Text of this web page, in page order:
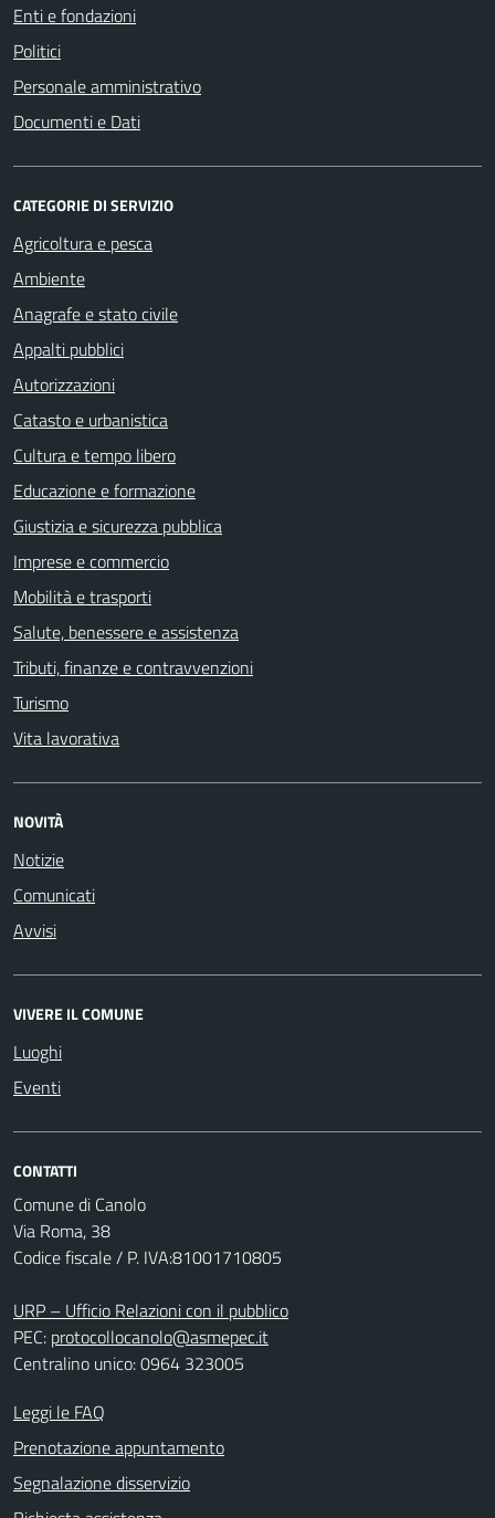
Enti e fondazioni
Politici
Personale amministrativo
Documenti e Dati
CATEGORIE DI SERVIZIO
Agricoltura e pesca
Ambiente
Anagrafe e stato civile
Appalti pubblici
Autorizzazioni
Catasto e urbanistica
Cultura e tempo libero
Educazione e formazione
Giustizia e sicurezza pubblica
Imprese e commercio
Mobilità e trasporti
Salute, benessere e assistenza
Tributi, finanze e contravvenzioni
Turismo
Vita lavorativa
NOVITÀ
Notizie
Comunicati
Avvisi
VIVERE IL COMUNE
Luoghi
Eventi
CONTATTI
Comune di Canolo
Via Roma, 38
Codice fiscale / P. IVA:81001710805
URP – Ufficio Relazioni con il pubblico
PEC: protocollocanolo@asmepec.it
Centralino unico: 0964 323005
Leggi le FAQ
Prenotazione appuntamento
Segnalazione disservizio